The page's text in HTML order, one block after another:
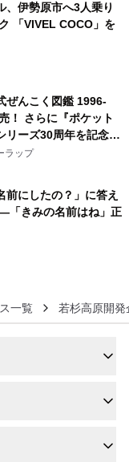
、伊勢原市へ3人乗り
「VIVEL COCO」を
ぜんこく図鑑 1996-
！ さらに『ポケット
リーズ30周年を記念し
トモンスター ビジュア
』の発売決定！ 2026
ラップ
前にしたの？」に答え
「きみの名前はね」正
一覧 若杉高原開発